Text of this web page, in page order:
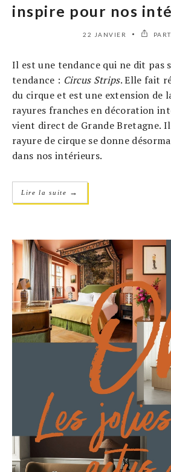
inspire pour nos
22 JANVIER
Il est une tendance qui ne dit pas
tendance : Circus Strips. Elle fait
du cirque et est une extension de
rayures franches en décoration
vient direct de Grande Bretagne.
rayure de cirque se donne
dans nos intérieurs.
Lire la suite →